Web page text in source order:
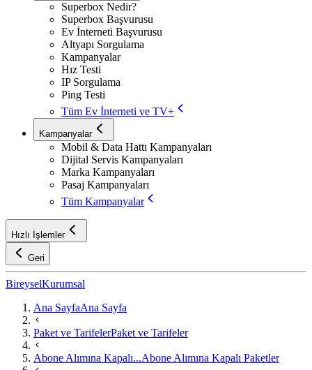
Superbox Nedir?
Superbox Başvurusu
Ev İnterneti Başvurusu
Altyapı Sorgulama
Kampanyalar
Hız Testi
IP Sorgulama
Ping Testi
Tüm Ev İnterneti ve TV+
Kampanyalar
Mobil & Data Hattı Kampanyaları
Dijital Servis Kampanyaları
Marka Kampanyaları
Pasaj Kampanyaları
Tüm Kampanyalar
Hızlı İşlemler
Geri
BireyselKurumsal
Ana SayfaAna Sayfa
Paket ve TarifelerPaket ve Tarifeler
Abone Alımına Kapalı...Abone Alımına Kapalı Paketler